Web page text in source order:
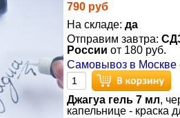
790 руб
На складе:да
Отправим завтра:
России от 180 руб.
Самовывоз в Москве
Джагуа гель 7 мл,
капельнице - краска